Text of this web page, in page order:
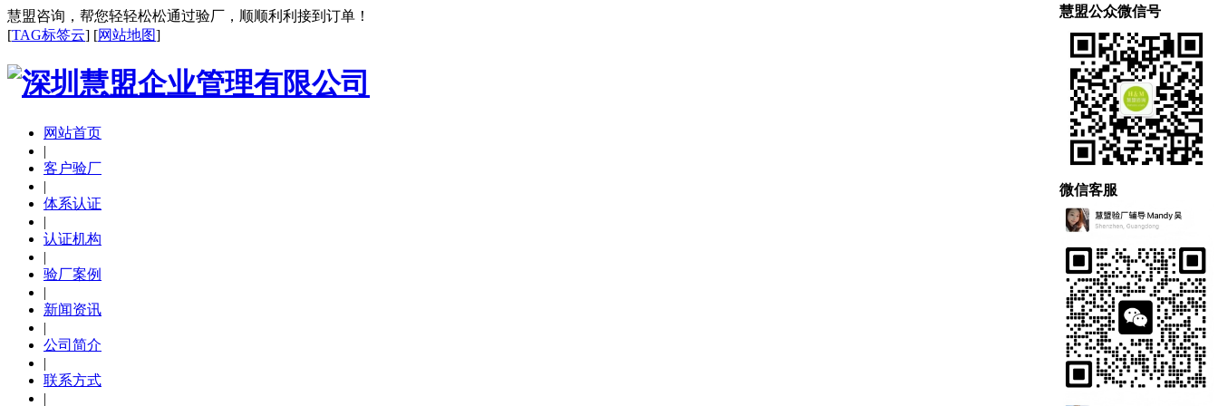
慧盟咨询，帮您轻轻松松通过验厂，顺顺利利接到订单！
[TAG标签云] [网站地图]
网站首页
|
客户验厂
|
体系认证
|
认证机构
|
验厂案例
|
新闻资讯
|
公司简介
|
联系方式
|
慧盟公众微信号
微信客服